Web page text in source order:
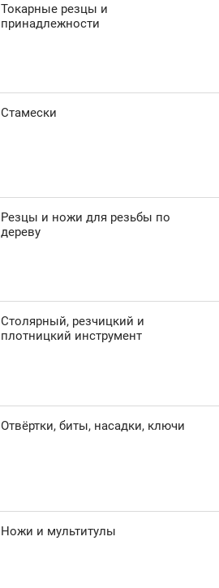
Токарные резцы и
принадлежности
Стамески
Резцы и ножи для резьбы по
дереву
Столярный, резчицкий и
плотницкий инструмент
Отвёртки, биты, насадки, ключи
Ножи и мультитулы